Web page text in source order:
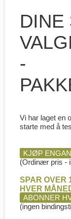
DINE
-
Vi har laget en
starte med å
KJØP
(Ordinær pris -
SPAR OVER
HVER
ABONNER
(ingen